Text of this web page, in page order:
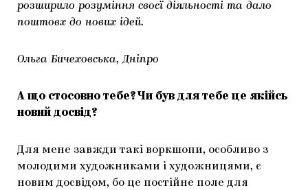
розширило розуміння своєї діяльності та дало
поштовх до нових ідей.
Ольга Бичеховська, Дніпро
А що стосовно тебе? Чи був для тебе це якійсь
новий досвід?
Для мене завжди такі воркшопи, особливо з
молодими художниками і художницями, є
новим досвідом, бо це постійне поле для